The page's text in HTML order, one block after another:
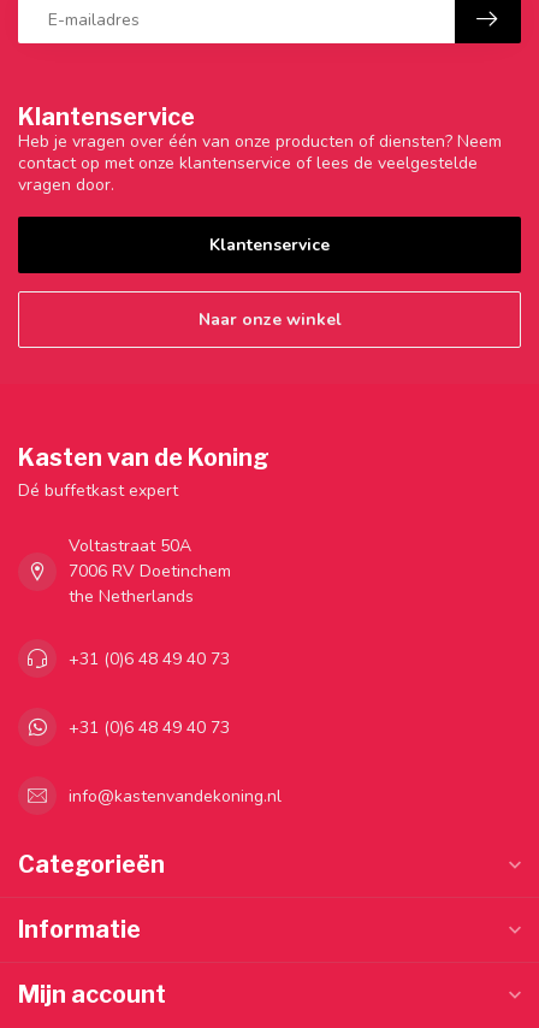
Klantenservice
Heb je vragen over één van onze producten of diensten? Neem
contact op met onze klantenservice of lees de veelgestelde
vragen door.
Klantenservice
Naar onze winkel
Kasten van de Koning
Dé buffetkast expert
Voltastraat 50A
7006 RV Doetinchem
the Netherlands
+31 (0)6 48 49 40 73
+31 (0)6 48 49 40 73
info@kastenvandekoning.nl
Categorieën
Informatie
Mijn account